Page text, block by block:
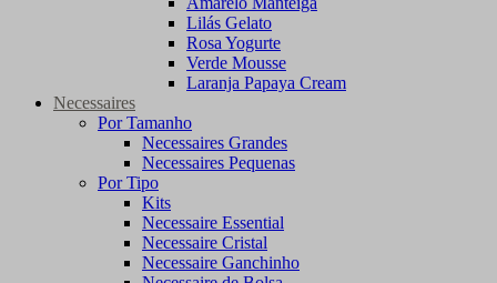
Lilás Gelato
Rosa Yogurte
Verde Mousse
Laranja Papaya Cream
Necessaires
Por Tamanho
Necessaires Grandes
Necessaires Pequenas
Por Tipo
Kits
Necessaire Essential
Necessaire Cristal
Necessaire Ganchinho